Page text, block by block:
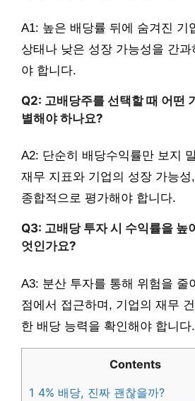
A1: 높은 배당률 뒤에 숨겨진 기
상태나 낮은 성장 가능성을 간과
야 합니다.
Q2: 고배당주를 선택할 때 어떤
별해야 하나요?
A2: 단순히 배당수익률만 보지
재무 지표와 기업의 성장 가능
종합적으로 평가해야 합니다.
Q3: 고배당 투자 시 수익률을 높
엇인가요?
A3: 분산 투자를 통해 위험을 줄
점에서 접근하며, 기업의 재무
한 배당 능력을 확인해야 합니다.
Contents
1 4% 배당, 진짜 괜찮을까?